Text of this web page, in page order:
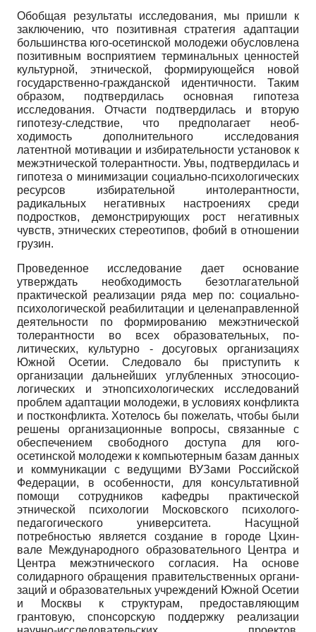
Обобщая результаты исследования, мы пришли к
заключению, что по­зитивная стратегия адаптации
большинства юго-осетинской молодежи об­условлена
позитивным восприятием терминальных ценностей
культурной, этнической, формирующейся новой
государственно-гражданской идентич­ности. Таким
образом, подтвердилась основная гипотеза
исследования. От­части подтвердилась и вторую
гипотезу-следствие, что предполагает необ­
ходимость дополнительного исследования
латентной мотивации и избира­тельности установок к
межэтнической толерантности. Увы, подтвердилась и
гипотеза о минимизации социально-психологических
ресурсов избира­тельной интолерантности,
радикальных негативных настроениях среди
подростков, демонстрирующих рост негативных
чувств, этнических стере­отипов, фобий в отношении
грузин.
Проведенное исследование дает основание
утверждать необходи­мость безотлагательной
практической реализации ряда мер по: социально-
психологической реабилитации и целенаправленной
деятельности по фор­мированию межэтнической
толерантности во всех образовательных, по­
литических, культурно - досуговых организациях
Южной Осетии. Следо­вало бы приступить к
организации дальнейших углубленных этносоцио-
логических и этнопсихологических исследований
проблем адаптации мо­лодежи, в условиях конфликта
и постконфликта. Хотелось бы пожелать, чтобы были
решены организационные вопросы, связанные с
обеспечени­ем свободного доступа для юго-
осетинской молодежи к компьютерным ба­зам данных
и коммуникации с ведущими ВУЗами Российской
Федерации, в особенности, для консультативной
помощи сотрудников кафедры прак­тической
этнической психологии Московского психолого-
педагогического университета. Насущной
потребностью является создание в городе Цхин-
вале Международного образовательного Центра и
Центра межэтнического согласия. На основе
солидарного обращения правительственных органи­
заций и образовательных учреждений Южной Осетии
и Москвы к струк­турам, предоставляющим
грантовую, спонсорскую поддержку реализации